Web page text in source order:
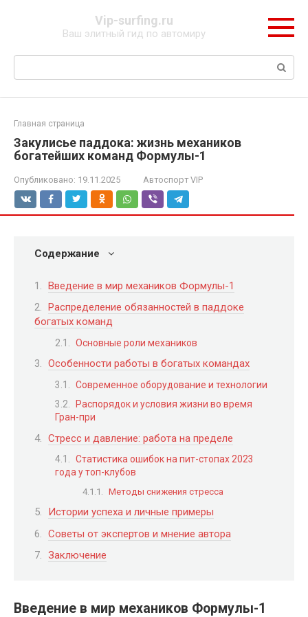
Vip-surfing.ru
Ваш элитный гид по автомиру
Поиск:
Главная страница
Закулисье паддока: жизнь механиков
богатейших команд Формулы-1
Опубликовано: 19.11.2025 Автоспорт VIP
Содержание
Введение в мир механиков Формулы-1
Распределение обязанностей в паддоке
богатых команд
Основные роли механиков
Особенности работы в богатых командах
Современное оборудование и технологии
Распорядок и условия жизни во время
Гран-при
Стресс и давление: работа на пределе
Статистика ошибок на пит-стопах 2023
года у топ-клубов
Методы снижения стресса
Истории успеха и личные примеры
Советы от экспертов и мнение автора
Заключение
Введение в мир механиков Формулы-1